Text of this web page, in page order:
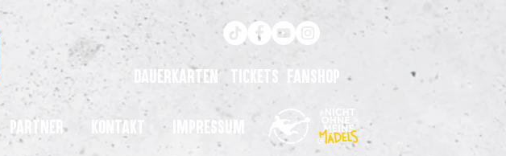
Partner Kontakt Impressum
dauerkarten Tickets Fanshop